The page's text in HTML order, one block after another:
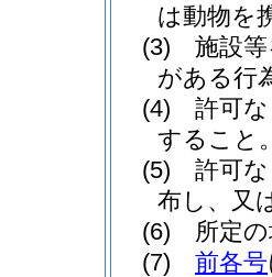
は動物を
(3)
施設
がある行
(4)
許可
すること
(5)
許可
布し、又
(6)
所定
(7)
前各号